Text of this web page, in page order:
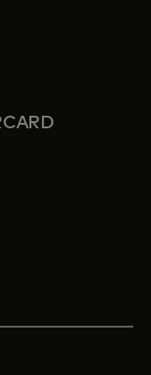
in a new tab
in a new tab